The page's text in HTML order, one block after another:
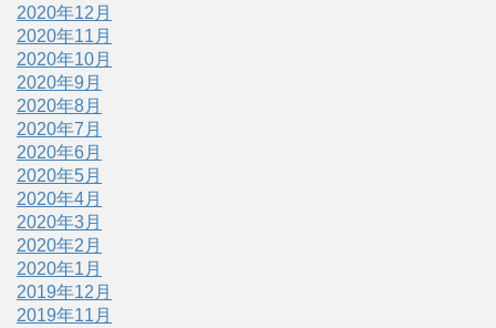
2020年12月
2020年11月
2020年10月
2020年9月
2020年8月
2020年7月
2020年6月
2020年5月
2020年4月
2020年3月
2020年2月
2020年1月
2019年12月
2019年11月